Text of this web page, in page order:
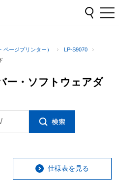
ージプリンター）
LP-S9070
・ソフトウェアダ
仕様表を見る